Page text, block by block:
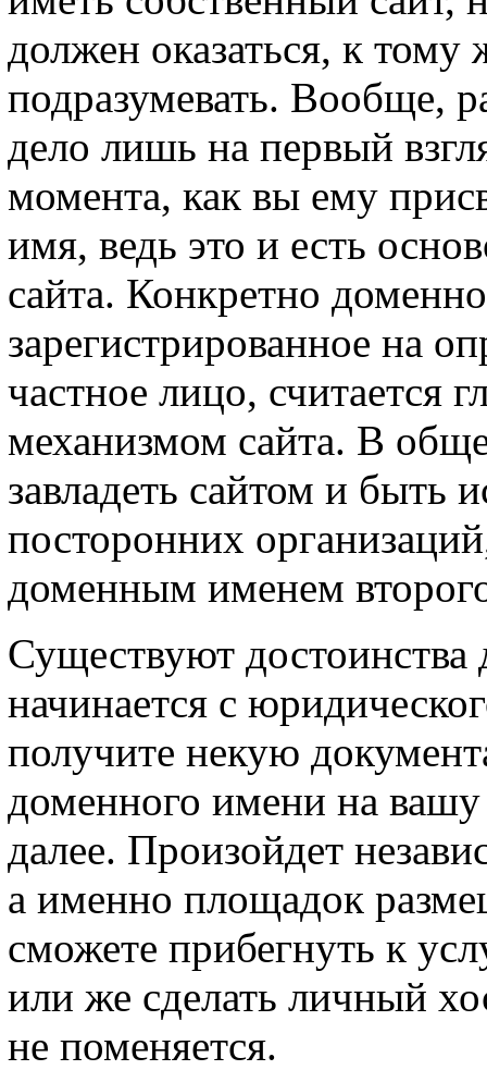
должен оказаться, к тому
подразумевать. Вообще,
дело лишь на первый
момента, как вы ему
имя, ведь это и есть
сайта. Конкретно
зарегистрированное на
частное лицо, считается
механизмом сайта. В
завладеть сайтом и быть
посторонних
доменным именем
Существуют достоинства
начинается с
получите некую
доменного имени на вашу
далее. Произойдет
а именно площадок
сможете прибегнуть к
или же сделать личный
не поменяется.